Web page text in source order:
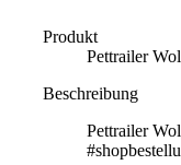
Produkt
Pettrailer
Beschreibung
Pettrailer